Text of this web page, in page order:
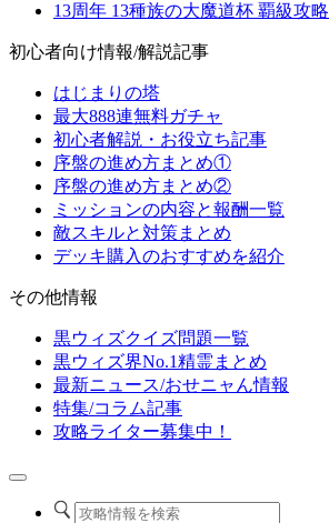
13周年 13種族の大魔道杯 覇級攻略
初心者向け情報/解説記事
はじまりの塔
最大888連無料ガチャ
初心者解説・お役立ち記事
序盤の進め方まとめ①
序盤の進め方まとめ②
ミッションの内容と報酬一覧
敵スキルと対策まとめ
デッキ購入のおすすめを紹介
その他情報
黒ウィズクイズ問題一覧
黒ウィズ界No.1精霊まとめ
最新ニュース/おせニャん情報
特集/コラム記事
攻略ライター募集中！